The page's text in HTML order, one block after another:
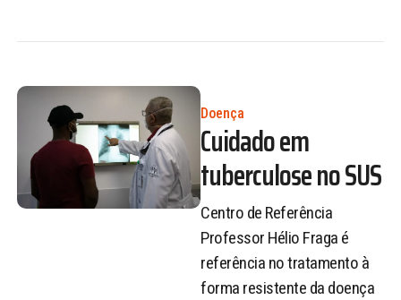
Doença
Cuidado em
tuberculose no SUS
Centro de Referência
Professor Hélio Fraga é
referência no tratamento à
forma resistente da doença